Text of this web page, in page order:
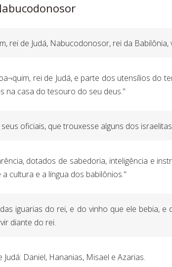
rei de Judá, Nabucodonosor, rei da Babilônia,
rei de Judá, e parte dos utensílios do
na casa do tesouro do seu deus."
oficiais, que trouxesse alguns dos
dotados de sabedoria, inteligência e
cultura e a língua dos babilônios."
iguarias do rei, e do vinho que ele bebia,
diante do rei.
Daniel, Hananias, Misael e Azarias.